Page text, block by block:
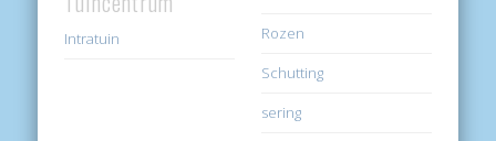
Intratuin
Rozen
Schutting
sering